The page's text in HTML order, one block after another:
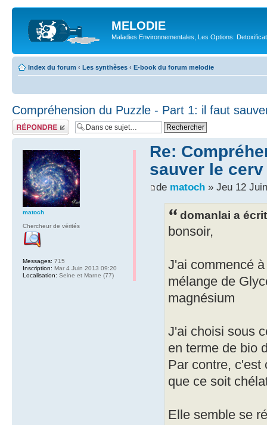
MELODIE
Maladies Environnementales, Les Options:
Index du forum ‹ Les synthèses ‹ E-book du forum melodie
Compréhension du Puzzle - Part 1: il faut
Répondre
Re:
sauver le cerv
de matoch» Jeu 12
domanlai a
bonsoir,
J'ai commencé
mélange de
magnésium
J'ai choisi sous
en terme de bio
Par contre, c'est
que ce soit
Elle semble se
matoch
Chercheur de vérités
Messages: 715
Inscription: Mar 4 Juin 2013 09:20
Localisation: Seine et Marne (77)